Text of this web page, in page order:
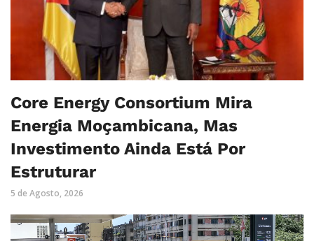
Core Energy Consortium Mira
Energia Moçambicana, Mas
Investimento Ainda Está Por
Estruturar
5 de Agosto, 2026